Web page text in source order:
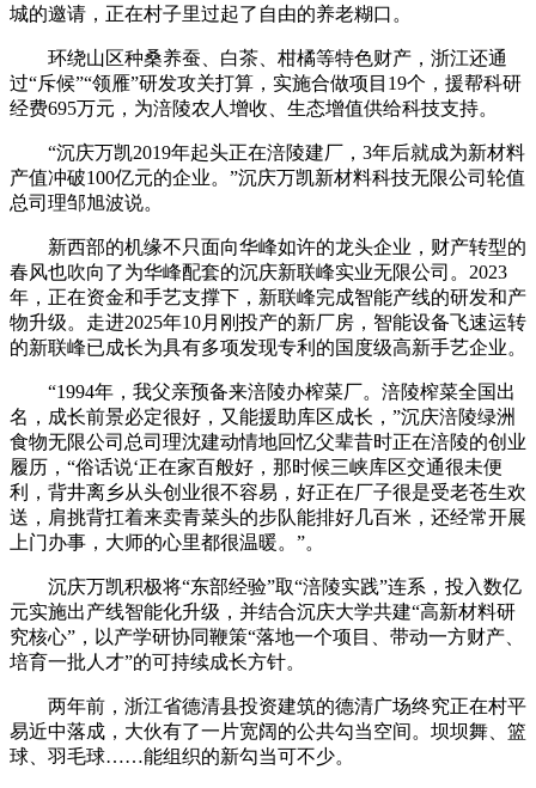
城的邀请，正在村子里过起了自由的养老糊口。
环绕山区种桑养蚕、白茶、柑橘等特色财产，浙江还通
过“斥候”“领雁”研发攻关打算，实施合做项目19个，援帮科研
经费695万元，为涪陵农人增收、生态增值供给科技支持。
“沉庆万凯2019年起头正在涪陵建厂，3年后就成为新材料
产值冲破100亿元的企业。”沉庆万凯新材料科技无限公司轮值
总司理邹旭波说。
新西部的机缘不只面向华峰如许的龙头企业，财产转型的
春风也吹向了为华峰配套的沉庆新联峰实业无限公司。2023
年，正在资金和手艺支撑下，新联峰完成智能产线的研发和产
物升级。走进2025年10月刚投产的新厂房，智能设备飞速运转
的新联峰已成长为具有多项发现专利的国度级高新手艺企业。
“1994年，我父亲预备来涪陵办榨菜厂。涪陵榨菜全国出
名，成长前景必定很好，又能援助库区成长，”沉庆涪陵绿洲
食物无限公司总司理沈建动情地回忆父辈昔时正在涪陵的创业
履历，“俗话说‘正在家百般好，那时候三峡库区交通很未便
利，背井离乡从头创业很不容易，好正在厂子很是受老苍生欢
送，肩挑背扛着来卖青菜头的步队能排好几百米，还经常开展
上门办事，大师的心里都很温暖。”。
沉庆万凯积极将“东部经验”取“涪陵实践”连系，投入数亿
元实施出产线智能化升级，并结合沉庆大学共建“高新材料研
究核心”，以产学研协同鞭策“落地一个项目、带动一方财产、
培育一批人才”的可持续成长方针。
两年前，浙江省德清县投资建筑的德清广场终究正在村平
易近中落成，大伙有了一片宽阔的公共勾当空间。坝坝舞、篮
球、羽毛球……能组织的新勾当可不少。